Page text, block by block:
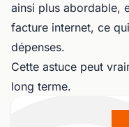
ainsi plus abordable,
facture internet, ce
dépenses.
Cette astuce peut
long terme.